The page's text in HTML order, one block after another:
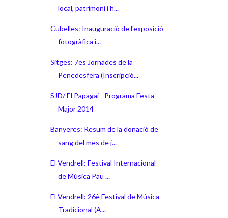
local, patrimoni i h...
Cubelles: Inauguració de l'exposició
fotogràfica i...
Sitges: 7es Jornades de la
Penedesfera (Inscripció...
SJD/ El Papagai - Programa Festa
Major 2014
Banyeres: Resum de la donació de
sang del mes de j...
El Vendrell: Festival Internacional
de Música Pau ...
El Vendrell: 26è Festival de Música
Tradicional (A...